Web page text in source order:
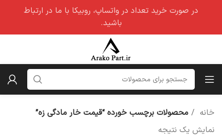
خانه
محصولات برچسب خورده “قیمت خار مادگی زه”
نمایش یک نتیجه
در صورت خرید تعداد در واتساپ، روبیکا با ما در ارتباط
باشید.